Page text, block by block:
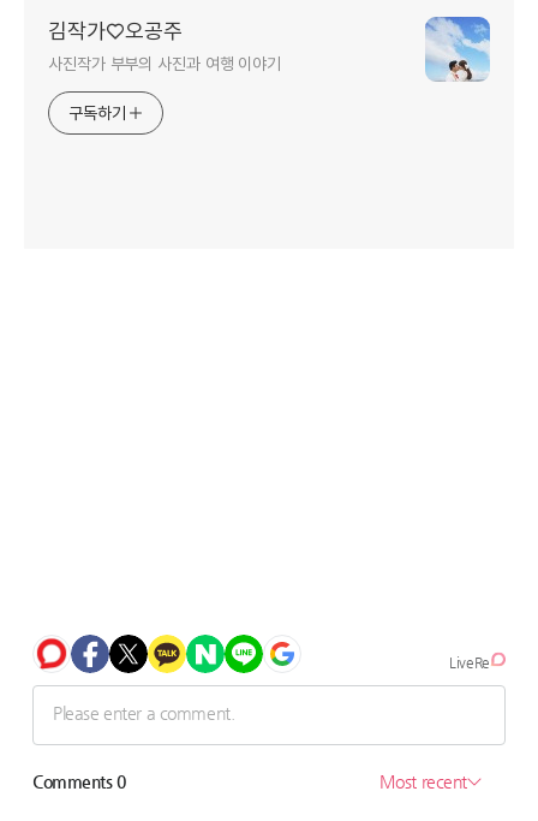
김작가♡오공주
사진작가 부부의 사진과 여행 이야기
구독하기